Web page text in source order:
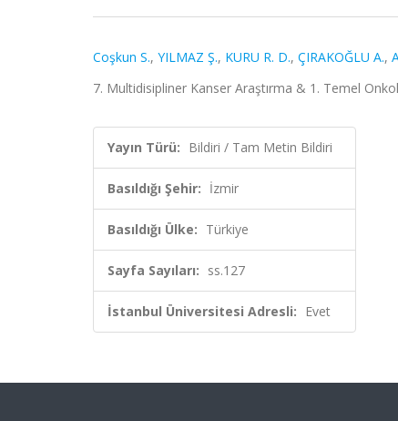
Coşkun S., YILMAZ Ş., KURU R. D., ÇIRAKOĞLU A.,
7. Multidisipliner Kanser Araştırma & 1. Temel
Yayın Türü: Bildiri / Tam Metin Bildiri
Basıldığı Şehir: İzmir
Basıldığı Ülke: Türkiye
Sayfa Sayıları: ss.127
İstanbul Üniversitesi Adresli: Evet